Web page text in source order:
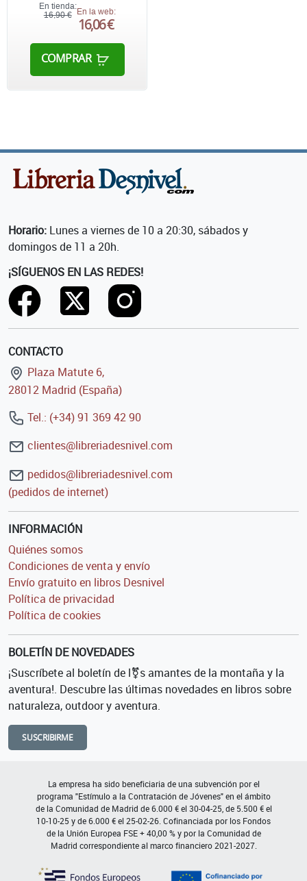
En tienda:
16,90 € En la web:
16,06 €
COMPRAR
Horario: Lunes a viernes de 10 a 20:30, sábados y
domingos de 11 a 20h.
¡SÍGUENOS EN LAS REDES!
CONTACTO
Plaza Matute 6,
28012 Madrid (España)
Tel.: (+34) 91 369 42 90
clientes@libreriadesnivel.com
pedidos@libreriadesnivel.com
(pedidos de internet)
INFORMACIÓN
Quiénes somos
Condiciones de venta y envío
Envío gratuito en libros Desnivel
Política de privacidad
Política de cookies
BOLETÍN DE NOVEDADES
¡Suscríbete al boletín de l⚧s amantes de la montaña y la
aventura!. Descubre las últimas novedades en libros sobre
naturaleza, outdoor y aventura.
SUSCRIBIRME
La empresa ha sido beneficiaria de una subvención por el
programa "Estímulo a la Contratación de Jóvenes" en el ámbito
de la Comunidad de Madrid de 6.000 € el 30-04-25, de 5.500 € el
10-10-25 y de 6.000 € el 25-02-26. Cofinanciada por los Fondos
de la Unión Europea FSE + 40,00 % y por la Comunidad de
Madrid correspondiente al marco financiero 2021-2027.